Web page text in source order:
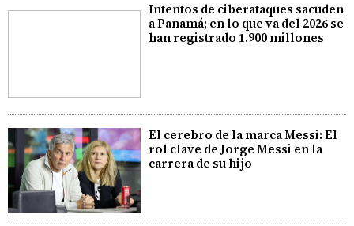
Intentos de ciberataques sacuden
a Panamá; en lo que va del 2026 se
han registrado 1.900 millones
El cerebro de la marca Messi: El
rol clave de Jorge Messi en la
carrera de su hijo